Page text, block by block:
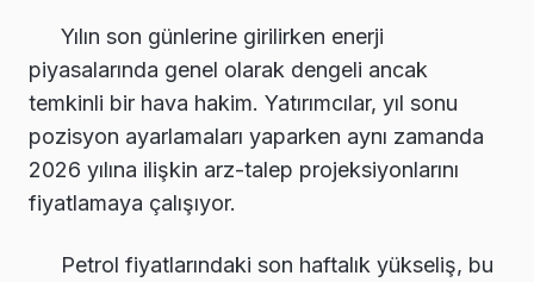
Yılın son günlerine girilirken enerji
piyasalarında genel olarak dengeli ancak
temkinli bir hava hakim. Yatırımcılar, yıl sonu
pozisyon ayarlamaları yaparken aynı zamanda
2026 yılına ilişkin arz-talep projeksiyonlarını
fiyatlamaya çalışıyor.
Petrol fiyatlarındaki son haftalık yükseliş, bu